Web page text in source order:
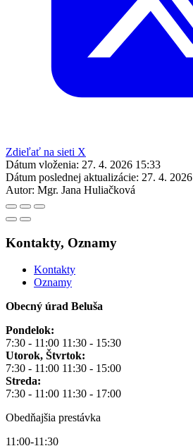
Zdieľať na sieti X
Dátum vloženia: 27. 4. 2026 15:33
Dátum poslednej aktualizácie: 27. 4.
Autor: Mgr. Jana Huliačková
Kontakty, Oznamy
Kontakty
Oznamy
Obecný úrad Beluša
Pondelok:
7:30 - 11:00 11:30 - 15:30
Utorok, Štvrtok:
7:30 - 11:00 11:30 - 15:00
Streda:
7:30 - 11:00 11:30 - 17:00
Obedňajšia prestávka
11:00-11:30